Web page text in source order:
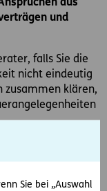
Sie bei „Auswahl
aus
und
falls Sie die
nicht eindeutig
zusammen klären,
Kunden, um die
Diesen sind